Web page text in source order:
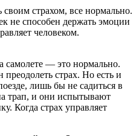
страхом, все нормально.
не способен держать эмоции
человеком.
самолете — это нормально.
страх. Но есть и
лишь бы не садиться в
трап, и они испытывают
Когда страх управляет